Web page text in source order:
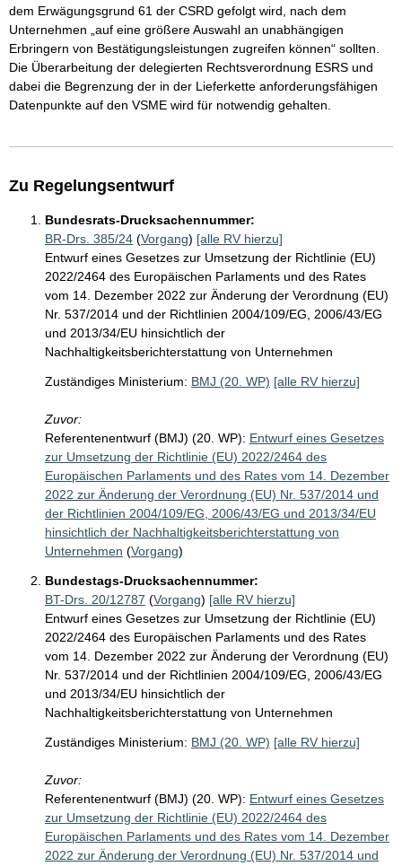
dem Erwägungsgrund 61 der CSRD gefolgt wird, nach dem
Unternehmen „auf eine größere Auswahl an unabhängigen
Erbringern von Bestätigungsleistungen zugreifen können“ sollten.
Die Überarbeitung der delegierten Rechtsverordnung ESRS und
dabei die Begrenzung der in der Lieferkette anforderungsfähigen
Datenpunkte auf den VSME wird für notwendig gehalten.
Zu Regelungsentwurf
Bundesrats-Drucksachennummer:
BR-Drs. 385/24 (Vorgang) [alle RV hierzu]
Entwurf eines Gesetzes zur Umsetzung der Richtlinie (EU)
2022/2464 des Europäischen Parlaments und des Rates
vom 14. Dezember 2022 zur Änderung der Verordnung (EU)
Nr. 537/2014 und der Richtlinien 2004/109/EG, 2006/43/EG
und 2013/34/EU hinsichtlich der
Nachhaltigkeitsberichterstattung von Unternehmen
Zuständiges Ministerium: BMJ (20. WP) [alle RV hierzu]
Zuvor:
Referentenentwurf (BMJ) (20. WP): Entwurf eines Gesetzes
zur Umsetzung der Richtlinie (EU) 2022/2464 des
Europäischen Parlaments und des Rates vom 14. Dezember
2022 zur Änderung der Verordnung (EU) Nr. 537/2014 und
der Richtlinien 2004/109/EG, 2006/43/EG und 2013/34/EU
hinsichtlich der Nachhaltigkeitsberichterstattung von
Unternehmen (Vorgang)
Bundestags-Drucksachennummer:
BT-Drs. 20/12787 (Vorgang) [alle RV hierzu]
Entwurf eines Gesetzes zur Umsetzung der Richtlinie (EU)
2022/2464 des Europäischen Parlaments und des Rates
vom 14. Dezember 2022 zur Änderung der Verordnung (EU)
Nr. 537/2014 und der Richtlinien 2004/109/EG, 2006/43/EG
und 2013/34/EU hinsichtlich der
Nachhaltigkeitsberichterstattung von Unternehmen
Zuständiges Ministerium: BMJ (20. WP) [alle RV hierzu]
Zuvor:
Referentenentwurf (BMJ) (20. WP): Entwurf eines Gesetzes
zur Umsetzung der Richtlinie (EU) 2022/2464 des
Europäischen Parlaments und des Rates vom 14. Dezember
2022 zur Änderung der Verordnung (EU) Nr. 537/2014 und